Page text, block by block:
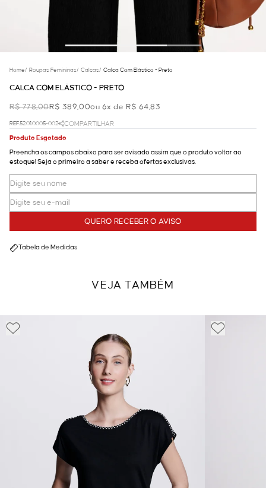
Home/ Roupas Femininas/ Calcas/ Calca Com Elástico - Preto
CALCA COM ELÁSTICO - PRETO
R$ 778,00R$ 389,00ou 6x de R$ 64,83
REF.52.01.0005-002
COMPARTILHAR
Produto Esgotado
Preencha os campos abaixo para ser avisado assim que o produto voltar ao
estoque! Seja o primeiro a saber e receba ofertas exclusivas.
QUERO RECEBER O AVISO
Tabela de Medidas
VEJA TAMBÉM